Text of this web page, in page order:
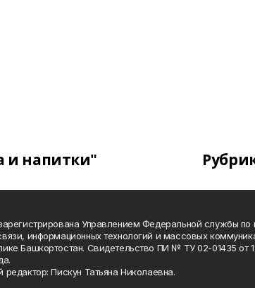
и напитки"
Управлением Федеральной службы по
информационных технологий и массовых
Башкортостан. Свидетельство ПИ № ТУ 02-01435 от 1
редактор: Пискун Татьяна Николаевна.